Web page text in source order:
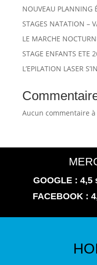
NOUVEAU PLANNING
STAGES NATATION –
LE MARCHE
STAGE ENFANTS ETE
L’EPILATION LASER
Aucun commentaire
GOOGLE : 4,5
FACEBOOK :